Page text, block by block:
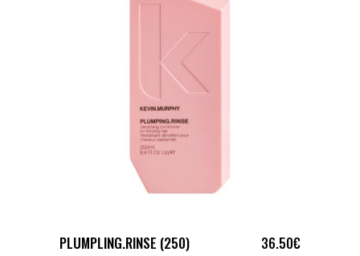
LIRE LA SUITE
PLUMPLING.RINSE (250) 36.50€